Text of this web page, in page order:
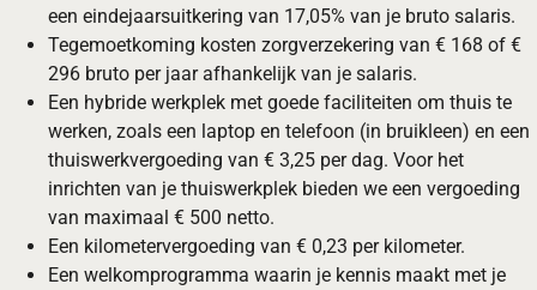
een eindejaarsuitkering van 17,05% van je bruto salaris.
Tegemoetkoming kosten zorgverzekering van € 168 of €
296 bruto per jaar afhankelijk van je salaris.
Een hybride werkplek met goede faciliteiten om thuis te
werken, zoals een laptop en telefoon (in bruikleen) en een
thuiswerkvergoeding van € 3,25 per dag. Voor het
inrichten van je thuiswerkplek bieden we een vergoeding
van maximaal € 500 netto.
Een kilometervergoeding van € 0,23 per kilometer.
Een welkomprogramma waarin je kennis maakt met je